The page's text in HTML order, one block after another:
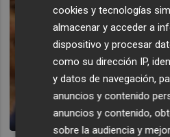
cookies y tecnologías
almacenar y acceder a
dispositivo y procesar
como su dirección IP,
y datos de navegación,
anuncios y contenido
anuncios y contenido,
sobre la audiencia y